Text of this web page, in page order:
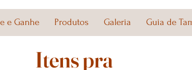
e Ganhe Produtos Galeria Guia de
Itens pra